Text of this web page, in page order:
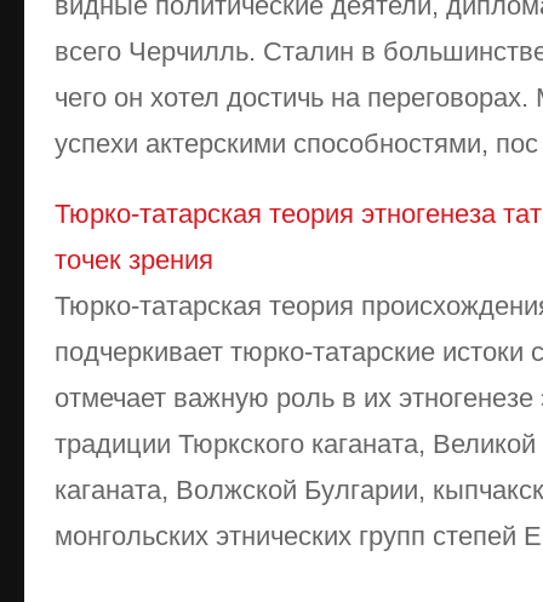
всего Черчилль. Сталин в
чего он хотел достичь на
успехи актерскими способностями,
Тюрко-татарская теория этногенеза
точек зрения
Тюрко-татарская теория
подчеркивает тюрко-татарские истоки
отмечает важную роль в их этногенезе
традиции Тюркского каганата,
каганата, Волжской Булгарии,
монгольских этнических групп степей